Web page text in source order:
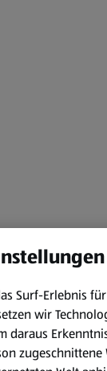
Surf-Erlebnis
wir
daraus
zugeschnittene